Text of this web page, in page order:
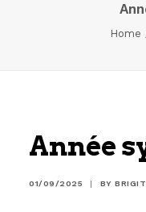
Home
Année
01/09/2025 | BY